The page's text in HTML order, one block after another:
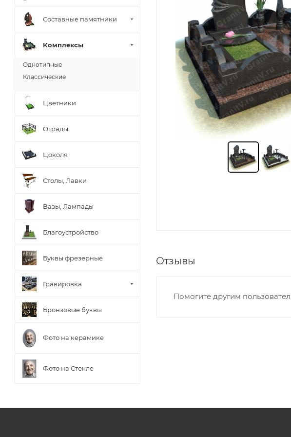
Отзывы
Помогите другим
Составные памятники
Комплексы
Однотипные
Классические
Цветники
Ограды
Цоколя
Столы, Лавки
Вазы, Лампады
Благоустройство
Буквы фрезерные
Гравировка
Бронзовые буквы
Фото на керамике
Фото на Стекле